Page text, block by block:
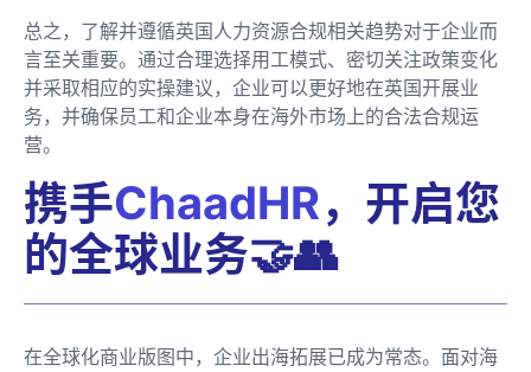
总之，了解并遵循英国人力资源合规相关趋势对于企业而
言至关重要。通过合理选择用工模式、密切关注政策变化
并采取相应的实操建议，企业可以更好地在英国开展业
务，并确保员工和企业本身在海外市场上的合法合规运
营。
携手ChaadHR，开启您
的全球业务🤝👥
在全球化商业版图中，企业出海拓展已成为常态。面对海